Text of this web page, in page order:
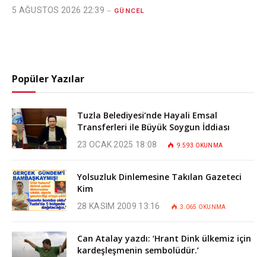
5 AĞUSTOS 2026 22:39 GÜNCEL
Popüler Yazılar
Tuzla Belediyesi’nde Hayali Emsal
Transferleri ile Büyük Soygun İddiası
23 OCAK 2025 18:08 9.593 OKUNMA
Yolsuzluk Dinlemesine Takılan Gazeteci
Kim
28 KASIM 2009 13:16 3.065 OKUNMA
Can Atalay yazdı: ‘Hrant Dink ülkemiz için
kardeşleşmenin sembolüdür.’